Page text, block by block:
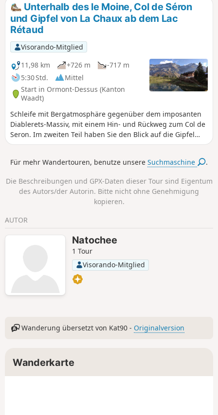
Unterhalb des le Moine, Col de Séron
und Gipfel von La Chaux ab dem Lac
Rétaud
Visorando-Mitglied
11,98 km
+726 m
-717 m
5:30 Std.
Mittel
Start in Ormont-Dessus (Kanton
Waadt)
Schleife mit Bergatmosphäre gegenüber dem imposanten
Diablerets-Massiv, mit einem Hin- und Rückweg zum Col de
Seron. Im zweiten Teil haben Sie den Blick auf die Gipfel
des Oberlandes in der Ferne. Nicht zu vergessen ist der
den Sie am Ende des Tages bewundern können.
Für mehr Wandertouren, benutze unsereSuchmaschine .
Die Beschreibungen und GPX-Daten dieser Tour sind Eigentum
des Autors/der Autorin. Bitte nicht ohne Genehmigung
kopieren.
AUTOR
Natochee
1 Tour
Visorando-Mitglied
Wanderung übersetzt von Kat90 - Originalversion
Wanderkarte